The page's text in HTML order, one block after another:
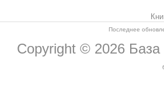
Последнее
Copyright © 2026 База